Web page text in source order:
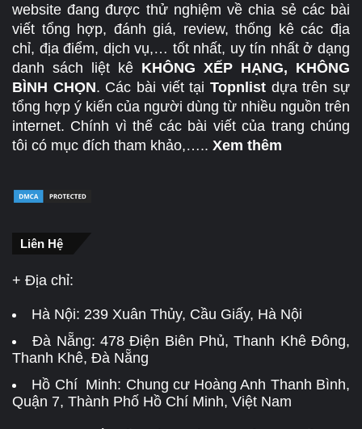
website đang được thử nghiệm về chia sẻ các bài
viết tổng hợp, đánh giá, review, thống kê các địa
chỉ, địa điểm, dịch vụ,… tốt nhất, uy tín nhất ở dạng
danh sách liệt kê KHÔNG XẾP HẠNG, KHÔNG
BÌNH CHỌN. Các bài viết tạiTopnlist dựa trên sự
tổng hợp ý kiến của người dùng từ nhiều nguồn trên
internet. Chính vì thế các bài viết của trang chúng
tôi có mục đích tham khảo,….. Xem thêm
Liên Hệ
+ Địa chỉ:
Hà Nội: 239 Xuân Thủy, Cầu Giấy, Hà Nội
Đà Nẵng:478 Điện Biên Phủ, Thanh Khê Đông,
Thanh Khê, Đà Nẵng
Hồ Chí Minh: Chung cư Hoàng Anh Thanh Bình,
Quận 7, Thành Phố Hồ Chí Minh, Việt Nam